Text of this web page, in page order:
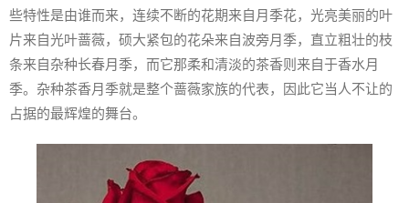
些特性是由谁而来，连续不断的花期来自月季花，光亮美丽的叶
片来自光叶蔷薇，硕大紧包的花朵来自波旁月季，直立粗壮的枝
条来自杂种长春月季，而它那柔和清淡的茶香则来自于香水月
季。杂种茶香月季就是整个蔷薇家族的代表，因此它当人不让的
占据的最辉煌的舞台。